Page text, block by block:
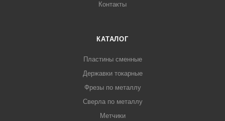
Контакты
КАТАЛОГ
Пластины сменные
Державки токарные
Фрезы по металлу
Сверла по металлу
Метчики